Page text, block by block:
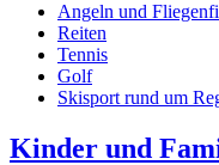
Angeln und
Reiten
Tennis
Golf
Skisport rund um
Kinder und